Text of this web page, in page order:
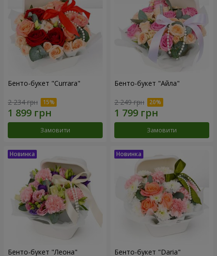
Бенто-букет "Currara"
2 234 грн
Замовити
Бенто-букет "Айла"
2 249 грн
Замовити
Бенто-букет "Леона" Бенто-букет "Daria"